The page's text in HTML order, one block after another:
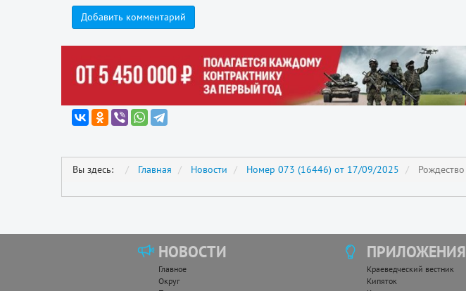
Добавить комментарий
Вы здесь: Главная Новости Номер 073 (16446) от 17/09/2025
НОВОСТИ
Главное
Округ
ПРИЛОЖЕНИЯ
Краеведческий вестник
Кипяток